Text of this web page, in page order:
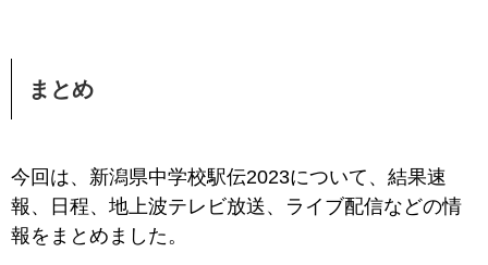
まとめ
今回は、新潟県中学校駅伝2023について、結果速
報、日程、地上波テレビ放送、ライブ配信などの情
報をまとめました。